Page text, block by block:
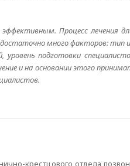
эффективным. Процесс лечения
много факторов: тип и
уровень подготовки
и на основании этого
крестцового отдела